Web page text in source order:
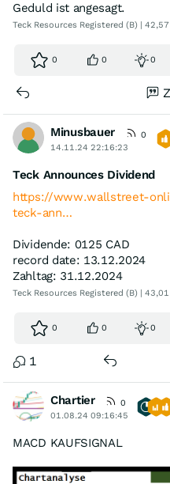
Geduld ist angesagt.
Teck Resources Registered (B) |
0 0 0
Minusbauer
0
14.11.24 22:16:23
Teck Announces Dividend
https://www.wallstreet-
teck-ann…
Dividende: 0125 CAD
record date: 13.12.2024
Zahltag: 31.12.2024
Teck Resources Registered (B) |
0 0 0
1
Chartier
0
01.08.24 09:16:45
MACD KAUFSIGNAL